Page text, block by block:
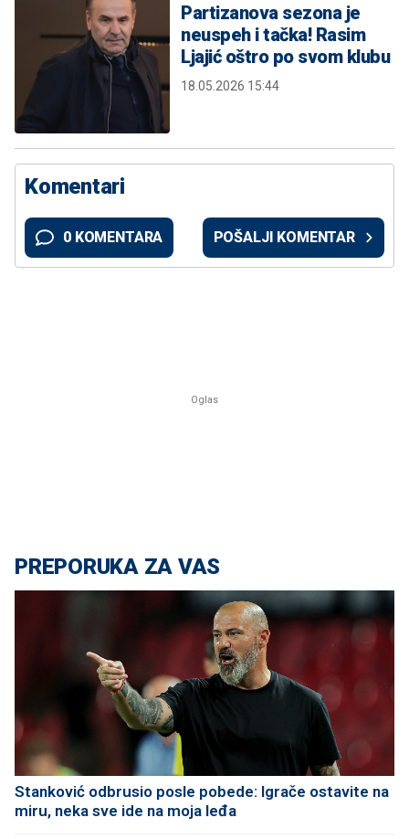
Partizanova sezona je
neuspeh i tačka! Rasim
Ljajić oštro po svom klubu
18.05.2026 15:44
Komentari
0 KOMENTARA POŠALJI KOMENTAR
PREPORUKA ZA VAS
Stanković odbrusio posle pobede: Igrače ostavite na
miru, neka sve ide na moja leđa